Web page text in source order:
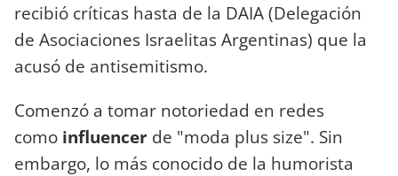
recibió críticas hasta de la DAIA (Delegación
de Asociaciones Israelitas Argentinas) que la
acusó de antisemitismo.
Comenzó a tomar notoriedad en redes
como influencer de "moda plus size". Sin
embargo, lo más conocido de la humorista